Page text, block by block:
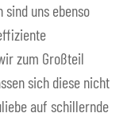
uns ebenso
zum Großteil
sich diese nicht
auf schillernde